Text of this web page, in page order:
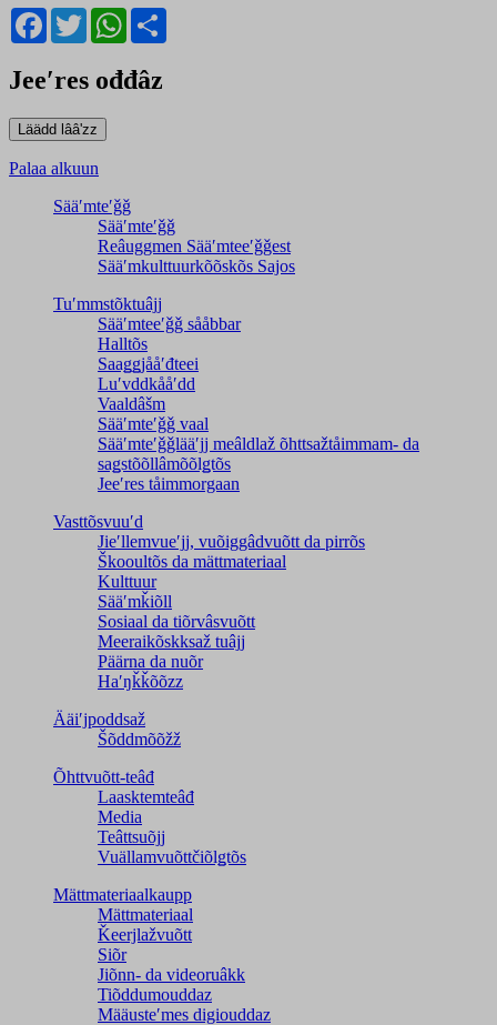
Facebook
TwitterWhatsApp
Jeeʹres ođđâz
Palaa alkuun
Sääʹmteʹǧǧ
Sääʹmteʹǧǧ
Reâuggmen Sääʹmteeʹǧǧest
Sääʹmkulttuurkõõskõs Sajos
Tuʹmmstõktuâjj
Sääʹmteeʹǧǧ sååbbar
Halltõs
Saaǥǥjååʹđteei
Luʹvddkååʹdd
Vaaldâšm
Sääʹmteʹǧǧ vaal
Sääʹmteʹǧǧlääʹjj meâldlaž õhttsažtåimmam- da
saǥstõõllâmõõlǥtõs
Jeeʹres tåimmorgaan
Vasttõsvuuʹd
Jieʹllemvueʹjj, vuõiggâdvuõtt da pirrõs
Škooultõs da mättmateriaal
Kulttuur
Sääʹmǩiõll
Sosiaal da tiõrvâsvuõtt
Meeraikõskksaž tuâjj
Päärna da nuõr
Haʹŋǩǩõõzz
Ääiʹjpoddsaž
Šõddmõõžž
Õhttvuõtt-teâđ
Laasktemteâđ
Media
Teâttsuõjj
Vuällamvuõttčiõlǥtõs
Mättmateriaalkaupp
Mättmateriaal
Ǩeerjlažvuõtt
Siõr
Jiõnn- da videoruâkk
Tiõddumouddaz
Määusteʹmes digiouddaz